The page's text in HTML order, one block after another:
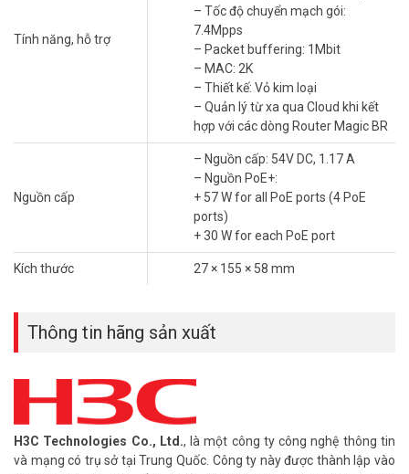
– Thiết kế: Vỏ kim loại
– Quản lý từ xa qua Cloud khi kết hợp với các dòng Router Magic
+ 57 W for all PoE ports (4 PoE ports)
+ 30 W for each PoE port
– Bảo hành: 3 năm.
Đặt mua hàng Online ngay hôm nay để được hỗ trợ giá tốt nhất.
Tính năng, hỗ trợ
– Tốc độ chuyển mạch gói:
7.4Mpps
– Packet buffering: 1Mbit
– MAC: 2K
– Thiết kế: Vỏ kim loại
– Quản lý từ xa qua Cloud khi kết
hợp với các dòng Router Magic BR
Nguồn cấp
– Nguồn cấp: 54V DC, 1.17 A
– Nguồn PoE+:
+ 57 W for all PoE ports (4 PoE
ports)
+ 30 W for each PoE port
Kích thước 27 × 155 × 58 mm
Thông tin hãng sản xuất
H3C Technologies Co., Ltd., là một công ty công nghệ thông tin
và mạng có trụ sở tại Trung Quốc. Công ty này được thành lập vào